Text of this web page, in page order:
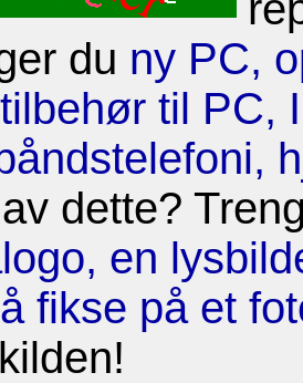
du ny PC,
til PC,
dette?
en
fikse på et